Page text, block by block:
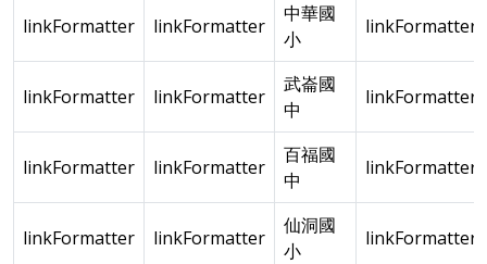
linkFormatter linkFormatter
中華國
小
linkFormatter
linkFormatter linkFormatter
武崙國
中
linkFormatter
linkFormatter linkFormatter
百福國
中
linkFormatter
linkFormatter linkFormatter
仙洞國
小
linkFormatter